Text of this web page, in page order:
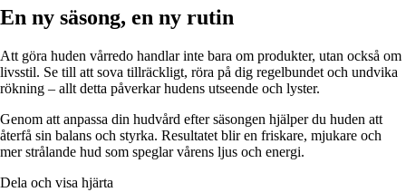
En ny säsong, en ny rutin
Att göra huden vårredo handlar inte bara om produkter, utan också om
livsstil. Se till att sova tillräckligt, röra på dig regelbundet och undvika
rökning – allt detta påverkar hudens utseende och lyster.
Genom att anpassa din hudvård efter säsongen hjälper du huden att
återfå sin balans och styrka. Resultatet blir en friskare, mjukare och
mer strålande hud som speglar vårens ljus och energi.
Dela och visa hjärta